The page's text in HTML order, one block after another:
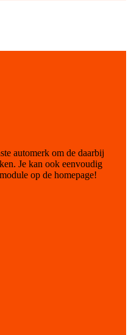
automerk om de daarbij
Je kan ook eenvoudig
op de homepage!